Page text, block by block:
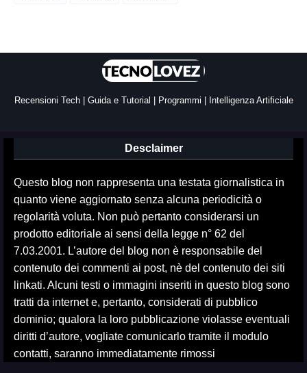
Recensioni Tech | Guida e Tutorial | Programmi | Intelligenza Artificiale
Desclaimer
Questo blog non rappresenta una testata giornalistica in
quanto viene aggiornato senza alcuna periodicità o
regolarità voluta. Non può pertanto considerarsi un
prodotto editoriale ai sensi della legge n° 62 del
7.03.2001. L’autore del blog non è responsabile del
contenuto dei commenti ai post, nè del contenuto dei siti
linkati. Alcuni testi o immagini inseriti in questo blog sono
tratti da internet e, pertanto, considerati di pubblico
dominio; qualora la loro pubblicazione violasse eventuali
diritti d’autore, vogliate comunicarlo tramite il modulo
contatti, saranno immediatamente rimossi